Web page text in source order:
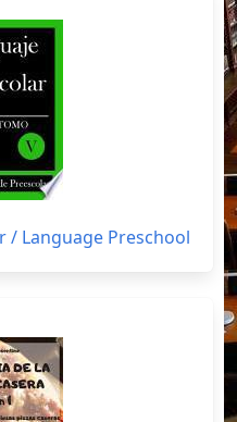
/ Language Preschool